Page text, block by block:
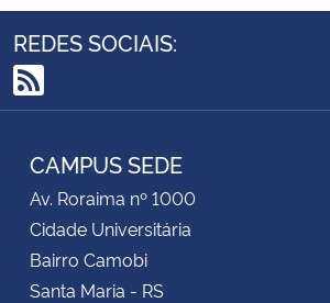
REDES SOCIAIS:
RSS
CAMPUS SEDE
Av. Roraima nº 1000
Cidade Universitária
Bairro Camobi
Santa Maria - RS